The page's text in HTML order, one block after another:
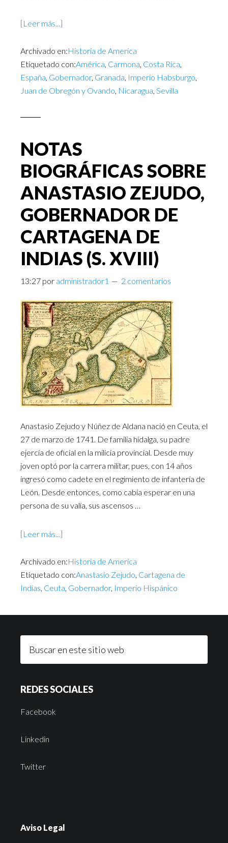
[Leer más...]
Archivado en:Historia de America
Etiquetado con:América, Carmona, Costa Rica,
España, Gobernador, Granada, Imperio Habsburgo,
Juan de Obregón y Ovando, Nicaragua, Sevilla
NOTAS
BIOGRÁFICAS SOBRE
ANASTASIO ZEJUDO,
GOBERNADOR DE
CARTAGENA DE
INDIAS (S. XVIII)
13:27 por administrador1 2 comentarios
Anastasio Zejudo y Núñez de Aldana nació en Ceuta, el
27 de marzo de 1741. De familia hidalga, su padre
ejercía de oficial en la milicia provincial. Desde muy
joven optó por la carrera militar, pues, con 14 años
ingresó como cadete en el regimiento de infantería de
León. Desde entonces, como cabía esperar en una
persona de su valía, sus ascensos …
[Leer más...]
Archivado en:Historia de America
Etiquetado con:Anastasio Zejudo, Cartagena de
Indias, Ceuta, Gobernador, Imperio Hispánico
REDES SOCIALES
Facebook
Linkedin
Twitter
Aviso Legal